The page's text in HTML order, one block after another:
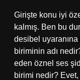
Girişte konu iyi
kalmış. Ben bu
desibel
biriminin adı
eden öznel ses
birimi nedir? Evet,